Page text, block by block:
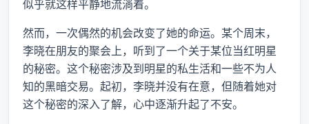
似乎就这样平静地流淌着。
然而，一次偶然的机会改变了她的命运。某个周末，
李晓在朋友的聚会上，听到了一个关于某位当红明星
的秘密。这个秘密涉及到明星的私生活和一些不为人
知的黑暗交易。起初，李晓并没有在意，但随着她对
这个秘密的深入了解，心中逐渐升起了不安。